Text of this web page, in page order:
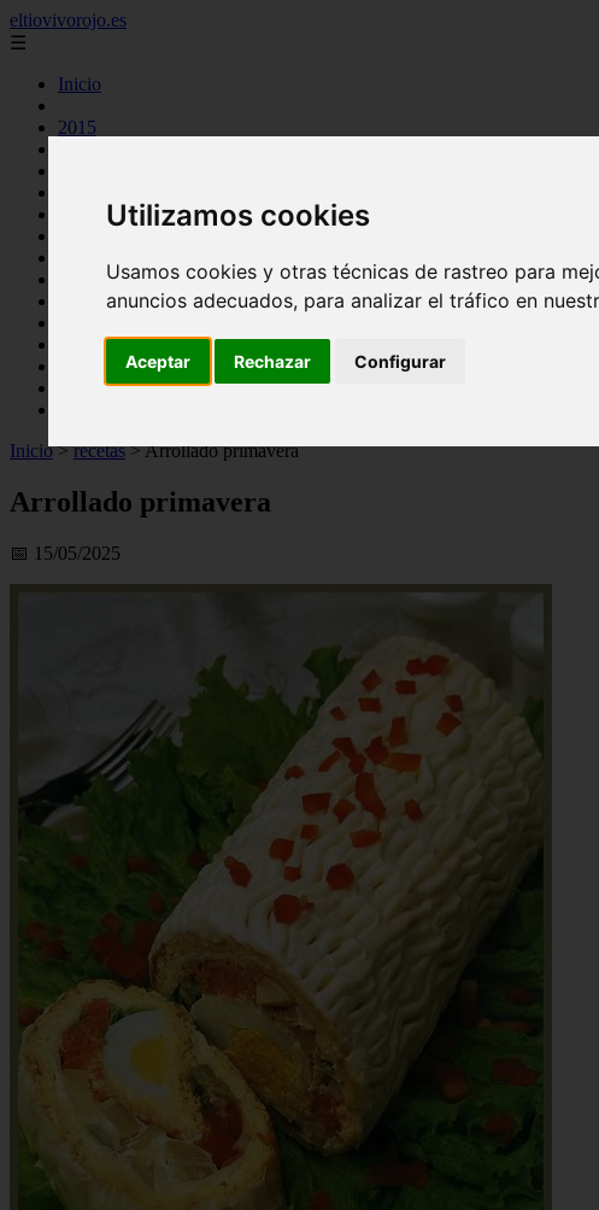
Utilizamos cookies
Usamos cookies y otras técnicas de rastreo para
anuncios adecuados, para analizar el tráfico en
Aceptar Rechazar Configurar
eltiovivorojo.es
☰
Inicio
2015
comidas
mariscos
producto
reposteria
venezuela
Inicio > recetas >Arrollado primavera
Arrollado primavera
📅 15/05/2025